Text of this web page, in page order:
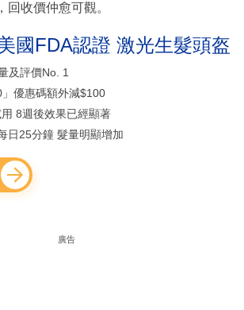
回收價仲愈可觀。
國FDA認證 激光生髮頭盔
及評價No. 1
優惠碼額外減$100
8週後效果已經顯著
日25分鐘 髮量明顯增加
廣告